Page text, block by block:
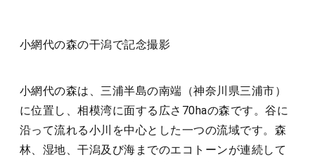
小網代の森の干潟で記念撮影
小網代の森は、三浦半島の南端（神奈川県三浦市）
に位置し、相模湾に面する広さ70haの森です。谷に
沿って流れる小川を中心とした一つの流域です。森
林、湿地、干潟及び海までのエコトーンが連続して